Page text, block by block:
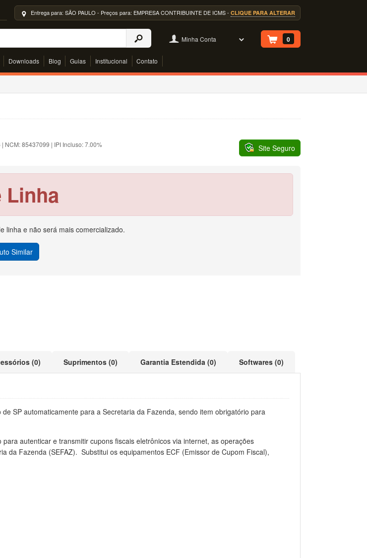
Entrega para: SÃO PAULO - Preços para: EMPRESA CONTRIBUINTE DE ICMS - CLIQUE PARA ALTERAR
Minha Conta 0
Downloads Blog Guias Institucional Contato
Site Seguro
NCM: 85437099 | IPI Incluso: 7.00%
Linha
linha e não será mais comercializado.
Similar
(0) Suprimentos (0) Garantia Estendida (0) Softwares (0)
SP automaticamente para a Secretaria da Fazenda, sendo item obrigatório para
autenticar e transmitir cupons fiscais eletrônicos via internet, as operações
da Fazenda (SEFAZ). Substitui os equipamentos ECF (Emissor de Cupom Fiscal),